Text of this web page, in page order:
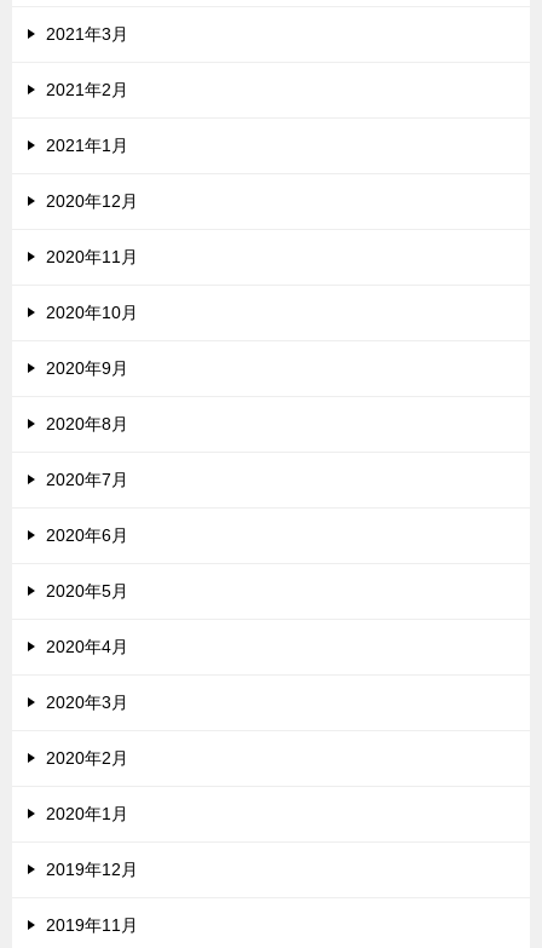
2021年3月
2021年2月
2021年1月
2020年12月
2020年11月
2020年10月
2020年9月
2020年8月
2020年7月
2020年6月
2020年5月
2020年4月
2020年3月
2020年2月
2020年1月
2019年12月
2019年11月